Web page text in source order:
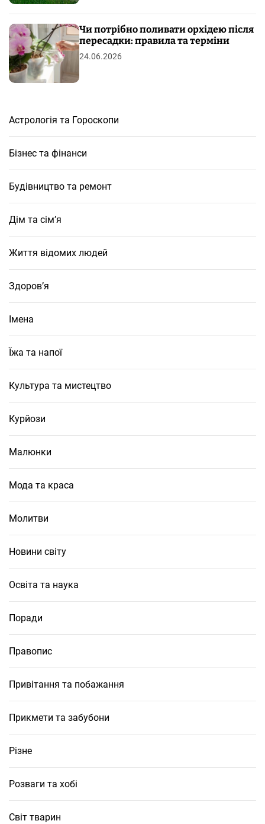
Чи потрібно поливати орхідею після
пересадки: правила та терміни
24.06.2026
Астрологія та Гороскопи
Бізнес та фінанси
Будівництво та ремонт
Дім та сім’я
Життя відомих людей
Здоров’я
Імена
Їжа та напої
Культура та мистецтво
Курйози
Малюнки
Мода та краса
Молитви
Новини світу
Освіта та наука
Поради
Правопис
Привітання та побажання
Прикмети та забубони
Різне
Розваги та хобі
Світ тварин